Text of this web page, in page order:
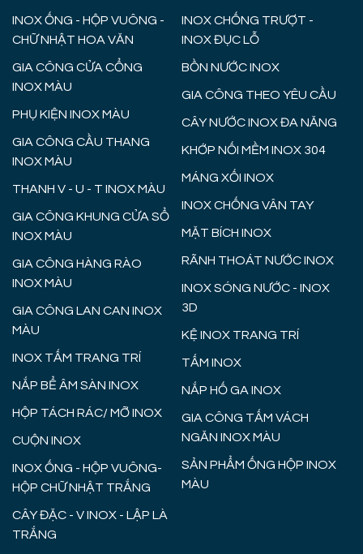
INOX ỐNG - HỘP VUÔNG -
CHỮ NHẬT HOA VĂN
GIA CÔNG CỬA CỔNG
INOX MÀU
PHỤ KIỆN INOX MÀU
GIA CÔNG CẦU THANG
INOX MÀU
THANH V - U - T INOX MÀU
GIA CÔNG KHUNG CỬA SỔ
INOX MÀU
GIA CÔNG HÀNG RÀO
INOX MÀU
GIA CÔNG LAN CAN INOX
MÀU
INOX TẤM TRANG TRÍ
NẮP BỂ ÂM SÀN INOX
HỘP TÁCH RÁC/ MỠ INOX
CUỘN INOX
INOX ỐNG - HỘP VUÔNG-
HỘP CHỮ NHẬT TRẮNG
CÂY ĐẶC - V INOX - LẬP LÀ
TRẮNG
INOX CHỐNG TRƯỢT -
INOX ĐỤC LỖ
BỒN NƯỚC INOX
GIA CÔNG THEO YÊU CẦU
CÂY NƯỚC INOX ĐA NĂNG
KHỚP NỐI MỀM INOX 304
MÁNG XỐI INOX
INOX CHỐNG VÂN TAY
MẶT BÍCH INOX
RÃNH THOÁT NƯỚC INOX
INOX SÓNG NƯỚC - INOX
3D
KỆ INOX TRANG TRÍ
TẤM INOX
NẮP HỐ GA INOX
GIA CÔNG TẤM VÁCH
NGĂN INOX MÀU
SẢN PHẨM ỐNG HỘP INOX
MÀU